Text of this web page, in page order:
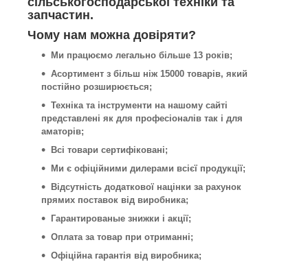
запчастин.
Чому нам можна довіряти?
Ми працюємо легально більше 13 років;
Асортимент з більш ніж 15000 товарів, який
постійно розширюється;
Техніка та інструменти на нашому сайті
представлені як для професіоналів так і для
аматорів;
Всі товари сертифіковані;
Ми є офіційними дилерами всієї продукції;
Відсутність додаткової націнки за рахунок
прямих поставок від виробника;
Гарантированые знижки і акції;
Оплата за товар при отриманні;
Офіційна гарантія від виробника;